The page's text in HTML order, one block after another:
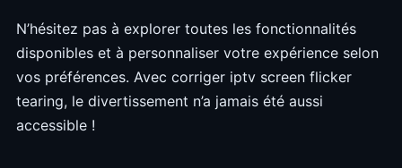
N’hésitez pas à explorer toutes les fonctionnalités
disponibles et à personnaliser votre expérience selon
vos préférences. Avec corriger iptv screen flicker
tearing, le divertissement n’a jamais été aussi
accessible !